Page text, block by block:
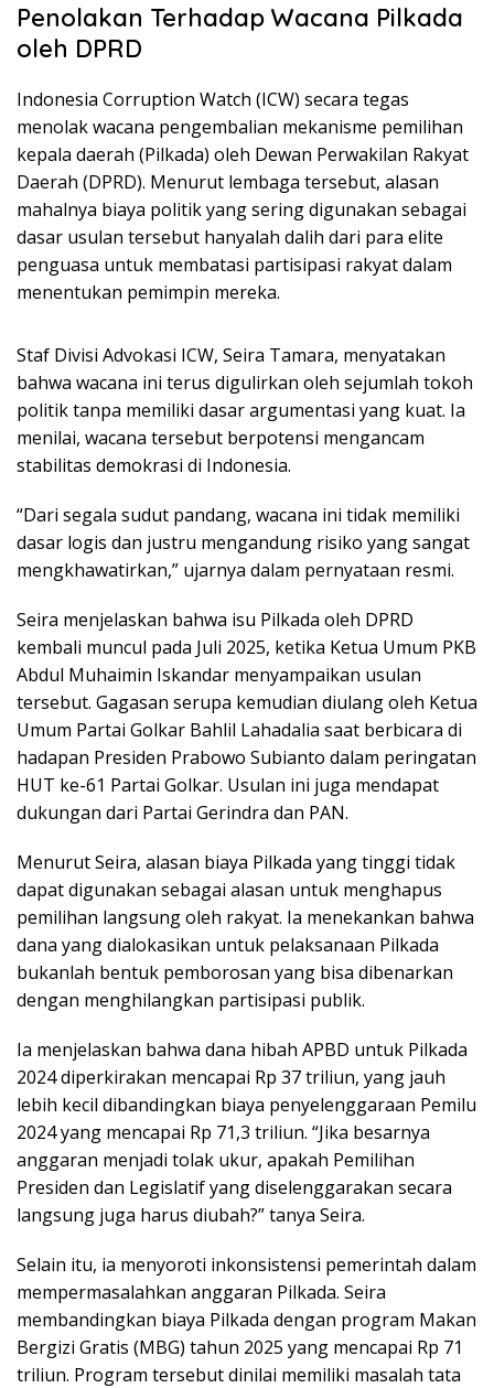
Penolakan Terhadap Wacana Pilkada
oleh DPRD
Indonesia Corruption Watch (ICW) secara tegas
menolak wacana pengembalian mekanisme pemilihan
kepala daerah (Pilkada) oleh Dewan Perwakilan Rakyat
Daerah (DPRD). Menurut lembaga tersebut, alasan
mahalnya biaya politik yang sering digunakan sebagai
dasar usulan tersebut hanyalah dalih dari para elite
penguasa untuk membatasi partisipasi rakyat dalam
menentukan pemimpin mereka.
Staf Divisi Advokasi ICW, Seira Tamara, menyatakan
bahwa wacana ini terus digulirkan oleh sejumlah tokoh
politik tanpa memiliki dasar argumentasi yang kuat. Ia
menilai, wacana tersebut berpotensi mengancam
stabilitas demokrasi di Indonesia.
“Dari segala sudut pandang, wacana ini tidak memiliki
dasar logis dan justru mengandung risiko yang sangat
mengkhawatirkan,” ujarnya dalam pernyataan resmi.
Seira menjelaskan bahwa isu Pilkada oleh DPRD
kembali muncul pada Juli 2025, ketika Ketua Umum PKB
Abdul Muhaimin Iskandar menyampaikan usulan
tersebut. Gagasan serupa kemudian diulang oleh Ketua
Umum Partai Golkar Bahlil Lahadalia saat berbicara di
hadapan Presiden Prabowo Subianto dalam peringatan
HUT ke-61 Partai Golkar. Usulan ini juga mendapat
dukungan dari Partai Gerindra dan PAN.
Menurut Seira, alasan biaya Pilkada yang tinggi tidak
dapat digunakan sebagai alasan untuk menghapus
pemilihan langsung oleh rakyat. Ia menekankan bahwa
dana yang dialokasikan untuk pelaksanaan Pilkada
bukanlah bentuk pemborosan yang bisa dibenarkan
dengan menghilangkan partisipasi publik.
Ia menjelaskan bahwa dana hibah APBD untuk Pilkada
2024 diperkirakan mencapai Rp 37 triliun, yang jauh
lebih kecil dibandingkan biaya penyelenggaraan Pemilu
2024 yang mencapai Rp 71,3 triliun. “Jika besarnya
anggaran menjadi tolak ukur, apakah Pemilihan
Presiden dan Legislatif yang diselenggarakan secara
langsung juga harus diubah?” tanya Seira.
Selain itu, ia menyoroti inkonsistensi pemerintah dalam
mempermasalahkan anggaran Pilkada. Seira
membandingkan biaya Pilkada dengan program Makan
Bergizi Gratis (MBG) tahun 2025 yang mencapai Rp 71
triliun. Program tersebut dinilai memiliki masalah tata